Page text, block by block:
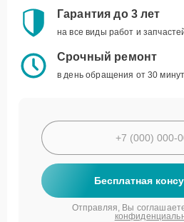
Гарантия до 3 лет
на все виды работ и
Срочный ремонт
в день обращения от 30 минут
Бесплатная
Отправляя, Вы